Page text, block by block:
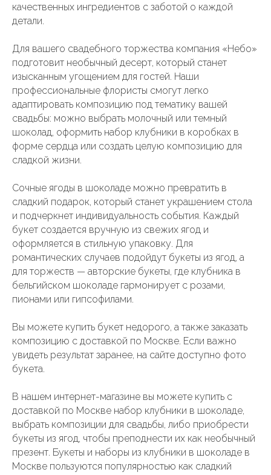
качественных ингредиентов с заботой о каждой
детали.
Для вашего свадебного торжества компания «Небо»
подготовит необычный десерт, который станет
изысканным угощением для гостей. Наши
профессиональные флористы смогут легко
адаптировать композицию под тематику вашей
свадьбы: можно выбрать молочный или темный
шоколад, оформить набор клубники в коробках в
форме сердца или создать целую композицию для
сладкой жизни.
Сочные ягоды в шоколаде можно превратить в
сладкий подарок, который станет украшением стола
и подчеркнет индивидуальность события. Каждый
букет создается вручную из свежих ягод и
оформляется в стильную упаковку. Для
романтических случаев подойдут букеты из ягод, а
для торжеств — авторские букеты, где клубника в
бельгийском шоколаде гармонирует с розами,
пионами или гипсофилами.
Вы можете купить букет недорого, а также заказать
композицию с доставкой по Москве. Если важно
увидеть результат заранее, на сайте доступно фото
букета.
В нашем интернет-магазине вы можете купить с
доставкой по Москве набор клубники в шоколаде,
выбрать композиции для свадьбы, либо приобрести
букеты из ягод, чтобы преподнести их как необычный
презент. Букеты и наборы из клубники в шоколаде в
Москве пользуются популярностью как сладкий